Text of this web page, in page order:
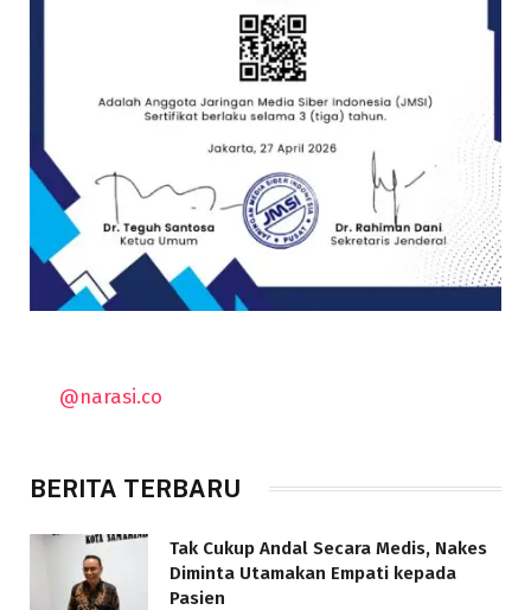
@narasi.co
BERITA TERBARU
Tak Cukup Andal Secara Medis, Nakes
Diminta Utamakan Empati kepada
Pasien